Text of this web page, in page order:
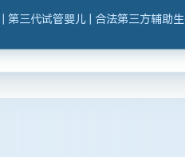
第三代试管婴儿 | 合法第三方辅助